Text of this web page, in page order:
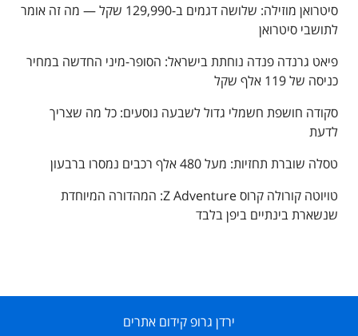
סיטרואן מוזילה: שלושה דגמים ב-129,990 שקל — מה זה אומר
לתושבי סיטרואן
פיאט גרנדה פנדה נוחתת בישראל: הסופר-מיני החדשה במחיר
כניסה של 119 אלף שקל
סקודה חושפת חשמלי גדול לשבעה נוסעים: כל מה שצריך
לדעת
טסלה שוברת תחזיות: מעל 480 אלף רכבים נמסרו ברבעון
טויוטה קורולה קרוס Z Adventure: המהדורה המיוחדת
שנשארת בינתיים ביפן בלבד
ירדן גרופ קידום אתרים